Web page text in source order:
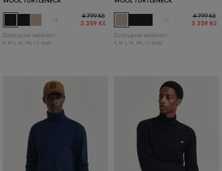
+1
4 799 Kč
3 359 Kč
Dostupné velikosti:
S, M L, XL, XXL +1 další
+1
4 799 Kč
3 359 Kč
Dostupné velikosti:
S, M L, XL, XXL +1 další